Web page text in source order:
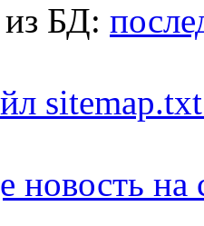
БД:
новость на